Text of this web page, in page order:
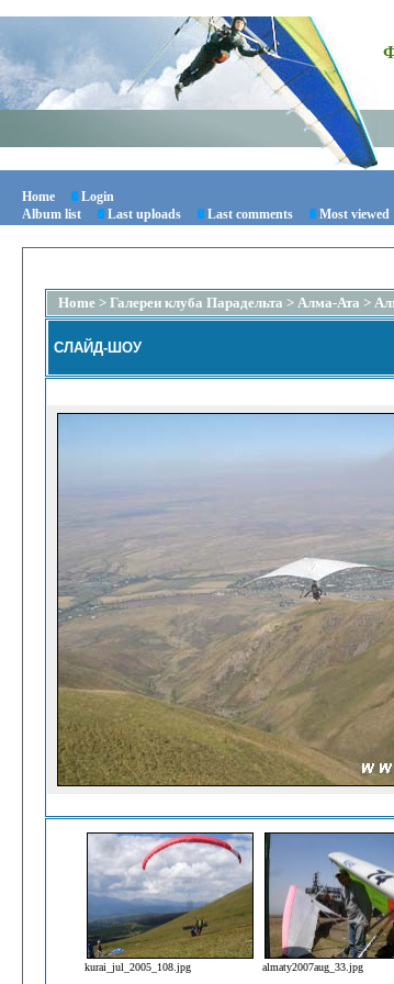
Home
Login
Album list
Last uploads Last comments Most viewed
Home > Галереи клуба Парадельта > Алма-Ата >
СЛАЙД-ШОУ
kurai_jul_2005_108.jpg almaty2007aug_33.jpg